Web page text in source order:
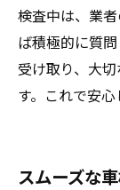
検査中は、業
ば積極的に質
受け取り、大
す。これで安
スムーズな